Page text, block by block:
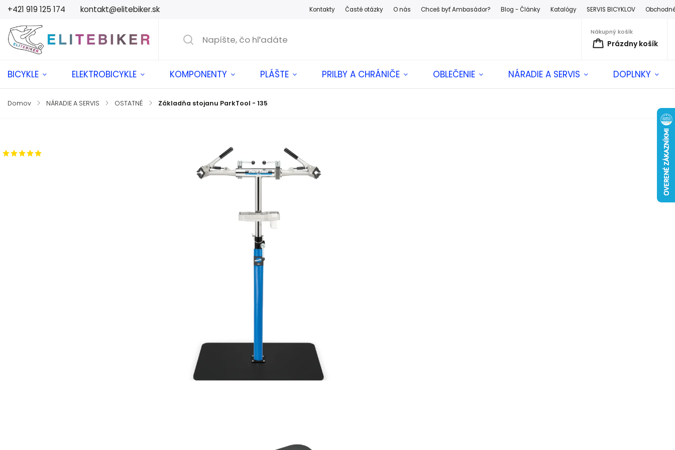
+421 919 125 174 kontakt@elitebiker.sk Kontakty Časté otázky O nás Chceš byť Ambasádor? Blog - Články Katalógy SERVIS BICYKLOV
Nákupný košík
Prázdny košík
BICYKLE ELEKTROBICYKLE KOMPONENTY PLÁŠTE PRILBY A CHRÁNIČE OBLEČENIE NÁRADIE A SERVIS DOPLNKY
Domov / NÁRADIE A SERVIS / OSTATNÉ / Základňa stojanu ParkTool - 135